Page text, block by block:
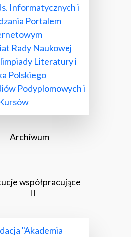
Informatycznych i
Portalem
Rady Naukowej
Literatury i
Polskiego
Podyplomowych i
Kursów
Archiwum
współpracujące
"Akademia